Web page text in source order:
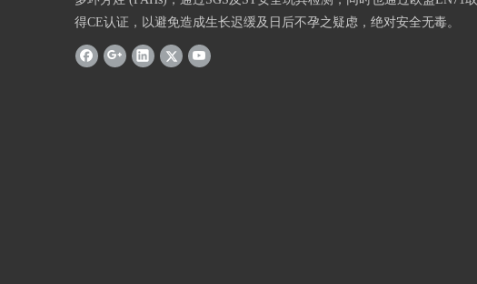
得CE认证，以避免造成生长迟缓及日后不孕之疑虑，绝对安全无毒。